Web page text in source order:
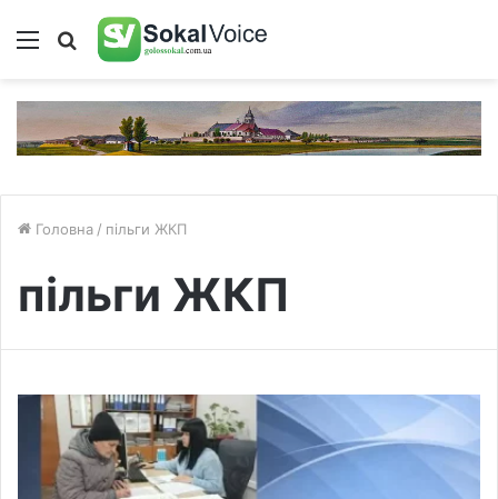
Меню Пошук
Головна / пільги ЖКП
пільги ЖКП